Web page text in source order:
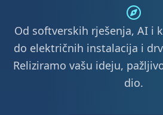
Od softverskih rješenja, AI i
do električnih instalacija i
Reliziramo vašu ideju,
dio.